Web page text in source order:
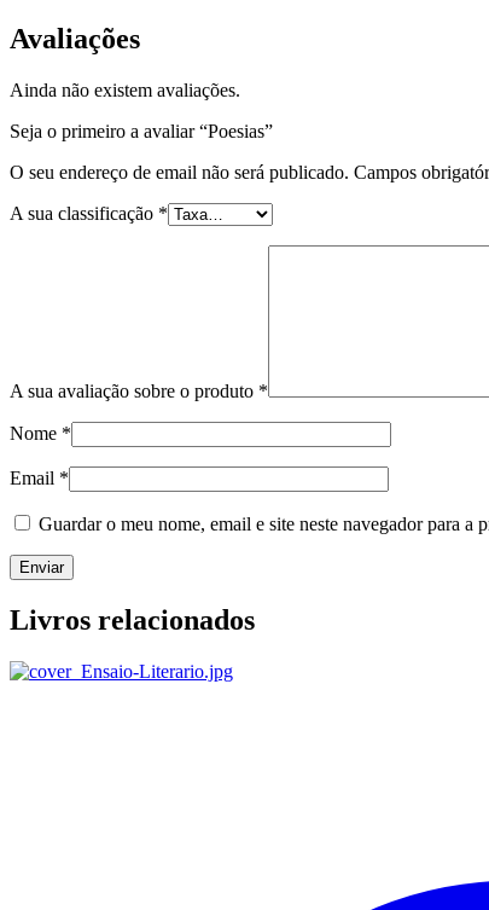
Avaliações
Ainda não existem avaliações.
Seja o primeiro a avaliar “Poesias”
O seu endereço de email não será publicado. Campos
A sua classificação *
A sua avaliação sobre o produto *
Nome *
Email *
Guardar o meu nome, email e site neste navegador para a
Livros relacionados